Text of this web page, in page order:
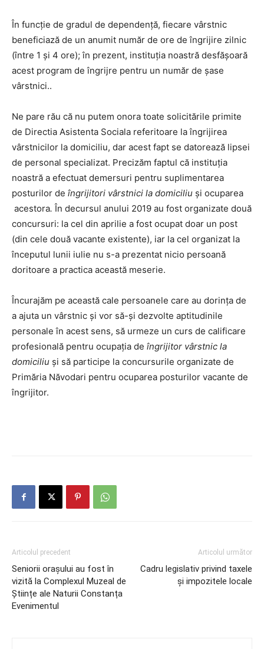
În funcţie de gradul de dependenţă, fiecare vârstnic
beneficiază de un anumit număr de ore de îngrijire zilnic
(între 1 şi 4 ore); în prezent, instituţia noastră desfăşoară
acest program de îngrijre pentru un număr de şase
vârstnici..
Ne pare rău că nu putem onora toate solicitările primite
de Directia Asistenta Sociala referitoare la îngrijirea
vârstnicilor la domiciliu, dar acest fapt se datorează lipsei
de personal specializat. Precizăm faptul că instituţia
noastră a efectuat demersuri pentru suplimentarea
posturilor de îngrijitori vârstnici la domiciliu şi ocuparea
acestora. În decursul anului 2019 au fost organizate două
concursuri: la cel din aprilie a fost ocupat doar un post
(din cele două vacante existente), iar la cel organizat la
începutul lunii iulie nu s-a prezentat nicio persoană
doritoare a practica această meserie.
Încurajăm pe această cale persoanele care au dorinţa de
a ajuta un vârstnic şi vor să-şi dezvolte aptitudinile
personale în acest sens, să urmeze un curs de calificare
profesională pentru ocupaţia de îngrijitor vârstnic la
domiciliu şi să participe la concursurile organizate de
Primăria Năvodari pentru ocuparea posturilor vacante de
îngrijitor.
Articolul precedent
Seniorii orașului au fost în
vizită la Complexul Muzeal de
Științe ale Naturii Constanța
Evenimentul
Articolul următor
Cadru legislativ privind taxele
și impozitele locale